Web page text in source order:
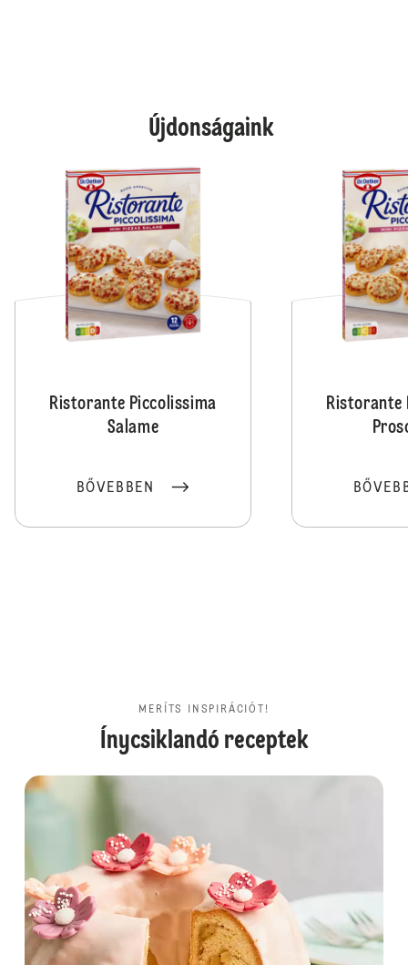
Újdonságaink
Ristorante Piccolissima
Salame
BŐVEBBEN
Ristorante
MERÍTS INSPIRÁCIÓT!
Ínycsiklandó receptek